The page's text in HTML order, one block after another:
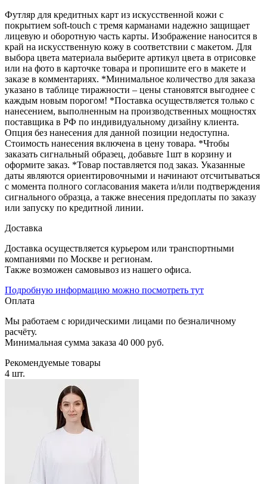
Футляр для кредитных карт из искусственной кожи с
покрытием soft-touch с тремя карманами надежно защищает
лицевую и оборотную часть карты. Изображение наносится в
край на искусственную кожу в соответствии с макетом. Для
выбора цвета материала выберите артикул цвета в отрисовке
или на фото в карточке товара и пропишите его в макете и
заказе в комментариях. *Минимальное количество для заказа
указано в таблице тиражности – цены становятся выгоднее с
каждым новым порогом! *Поставка осуществляется только с
нанесением, выполненным на производственных мощностях
поставщика в РФ по индивидуальному дизайну клиента.
Опция без нанесения для данной позиции недоступна.
Стоимость нанесения включена в цену товара. *Чтобы
заказать сигнальный образец, добавьте 1шт в корзину и
оформите заказ. *Товар поставляется под заказ. Указанные
даты являются ориентировочными и начинают отсчитываться
с момента полного согласования макета и/или подтверждения
сигнального образца, а также внесения предоплаты по заказу
или запуску по кредитной линии.
Доставка
Доставка осуществляется курьером или транспортными
компаниями по Москве и регионам.
Также возможен самовывоз из нашего офиса.
Подробную информацию можно посмотреть тут
Оплата
Мы работаем с юридическими лицами по безналичному
расчёту.
Минимальная сумма заказа 40 000 руб.
Рекомендуемые товары
4 шт.